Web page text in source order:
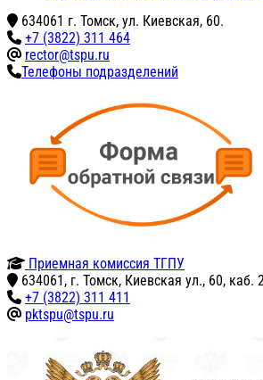
634061 г. Томск, ул. Киевская, 60.
+7 (3822) 311 464
rector@tspu.ru
Телефоны подразделений
Приемная комиссия ТГПУ
634061, г. Томск, Киевская ул., 60, каб.
+7 (3822) 311 411
pktspu@tspu.ru